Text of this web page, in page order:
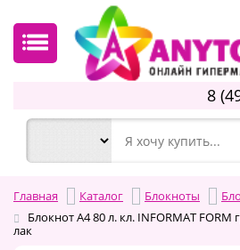
8
Главная Каталог Блокноты
Блокнот А4 80 л. кл. INFORMAT FORM
лак